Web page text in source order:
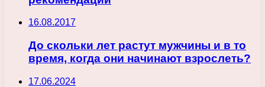
16.08.2017
До скольки лет растут мужчины и в то
время, когда они начинают взрослеть?
17.06.2024